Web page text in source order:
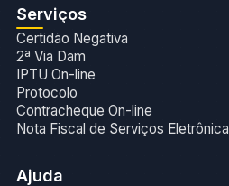
Serviços
Certidão Negativa
2ª Via Dam
IPTU On-line
Protocolo
Contracheque On-line
Nota Fiscal de Serviços Eletrônica
Ajuda